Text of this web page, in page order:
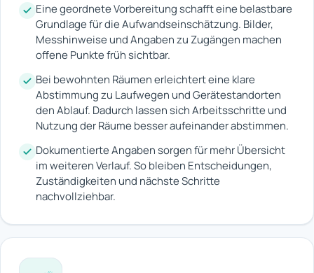
Eine geordnete Vorbereitung schafft eine belastbare
Grundlage für die Aufwandseinschätzung. Bilder,
Messhinweise und Angaben zu Zugängen machen
offene Punkte früh sichtbar.
Bei bewohnten Räumen erleichtert eine klare
Abstimmung zu Laufwegen und Gerätestandorten
den Ablauf. Dadurch lassen sich Arbeitsschritte und
Nutzung der Räume besser aufeinander abstimmen.
Dokumentierte Angaben sorgen für mehr Übersicht
im weiteren Verlauf. So bleiben Entscheidungen,
Zuständigkeiten und nächste Schritte
nachvollziehbar.